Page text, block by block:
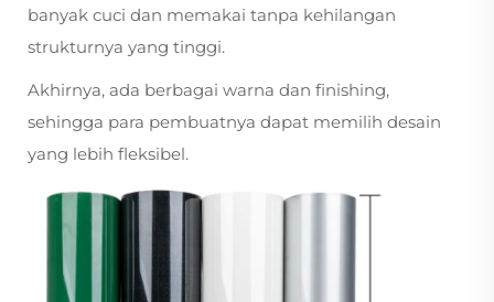
banyak cuci dan memakai tanpa kehilangan
strukturnya yang tinggi.
Akhirnya, ada berbagai warna dan finishing,
sehingga para pembuatnya dapat memilih desain
yang lebih fleksibel.